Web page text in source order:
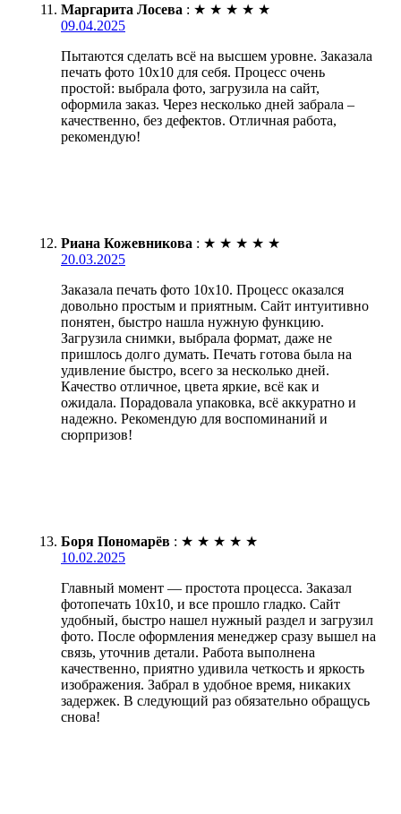
Маргарита Лосева : ★ ★ ★ ★ ★
09.04.2025
Пытаются сделать всё на высшем уровне. Заказала
печать фото 10х10 для себя. Процесс очень
простой: выбрала фото, загрузила на сайт,
оформила заказ. Через несколько дней забрала –
качественно, без дефектов. Отличная работа,
рекомендую!
Риана Кожевникова : ★ ★ ★ ★ ★
20.03.2025
Заказала печать фото 10х10. Процесс оказался
довольно простым и приятным. Сайт интуитивно
понятен, быстро нашла нужную функцию.
Загрузила снимки, выбрала формат, даже не
пришлось долго думать. Печать готова была на
удивление быстро, всего за несколько дней.
Качество отличное, цвета яркие, всё как и
ожидала. Порадовала упаковка, всё аккуратно и
надежно. Рекомендую для воспоминаний и
сюрпризов!
Боря Пономарёв : ★ ★ ★ ★ ★
10.02.2025
Главный момент — простота процесса. Заказал
фотопечать 10х10, и все прошло гладко. Сайт
удобный, быстро нашел нужный раздел и загрузил
фото. После оформления менеджер сразу вышел на
связь, уточнив детали. Работа выполнена
качественно, приятно удивила четкость и яркость
изображения. Забрал в удобное время, никаких
задержек. В следующий раз обязательно обращусь
снова!